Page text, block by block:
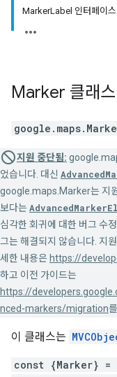
MarkerLabel 인터페이스
Marker 클래스
google.maps.
지원 중단됨:
었습니다. 대신
google.maps.Marker는 지
보다는
심각한 회귀에 대한 버그 수
그는 해결되지 않습니다. 지
세한 내용은 https://
하고 이전 가이드는
https://
nced-markers/migration
이 클래스는
const {Marker} =